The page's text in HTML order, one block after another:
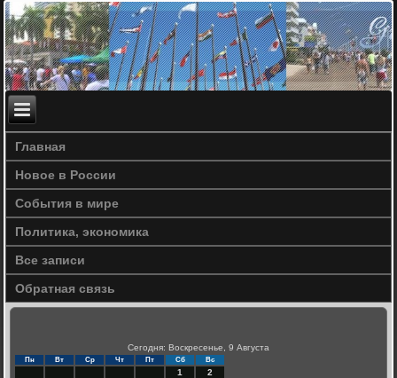
Главная
Новое в России
События в мире
Политика, экономика
Все записи
Обратная связь
Сегодня: Воскресенье, 9 Августа
Пн Вт Ср Чт Пт Сб Вс
1
2